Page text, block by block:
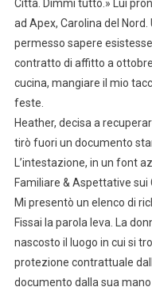
Città. Dimmi tutto.» Lui
ad Apex, Carolina del
permesso sapere
contratto di affitto a
cucina, mangiare il mio
feste.
Heather, decisa a
tirò fuori un documento
L’intestazione, in un font
Familiare & Aspettative sui
Mi presentò un elenco di
Fissai la parola leva. La
nascosto il luogo in cui si
protezione contrattuale
documento dalla sua